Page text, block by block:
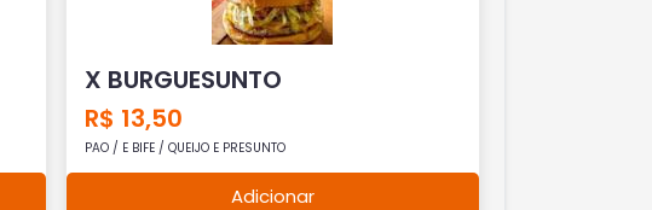
X BURGUESUNTO
R$ 13,50
PAO / E BIFE / QUEIJO E PRESUNTO
Adicionar